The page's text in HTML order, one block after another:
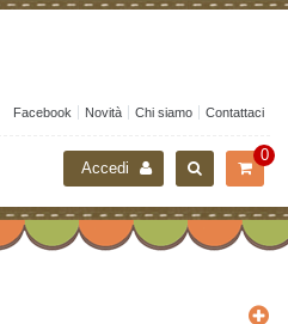
Facebook Novità Chi siamo Contattaci
0
Accedi